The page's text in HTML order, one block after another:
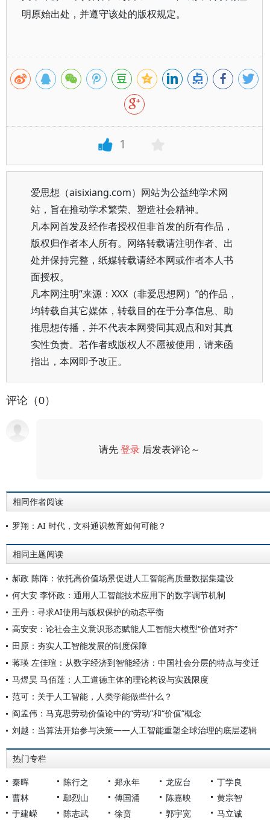
明原始出处，并遵守该处的版权规定。
1
爱思想（aisixiang.com）网站为公益纯学术网
站，旨在推动学术繁荣、塑造社会精神。
凡本网首发及经作者授权但非首发的所有作品，
版权归作者本人所有。网络转载请注明作者、出
处并保持完整，纸媒转载请经本网或作者本人书
面授权。
凡本网注明“来源：XXX（非爱思想网）”的作品，
均转载自其它媒体，转载目的在于分享信息、助
推思想传播，并不代表本网赞同其观点和对其真
实性负责。若作者或版权人不愿被使用，请来函
指出，本网即予改正。
评论（0）
请先登录 后发表评论～
相同作者阅读
罗翔：AI 时代，文科通识教育如何可能？
相同主题阅读
郝政 陈阵：依托高价值场景促进人工智能高质量数据集建设
何大安 李怀政：通用人工智能技术应用下的数字调节机制
王丹：寻求AI使用与版权保护的动态平衡
高安安：论社会主义意识形态赋能人工智能大模型“价值对齐”
田原：夯实人工智能发展的制度保障
蒋瑛 左佳瑄：从数字经济到智能经济：中国社会分层的特点与变迁
马煜昊 马佰莲：人工道德主体的理论构设与实践限度
范可：关于人工智能，人类学能做些什么？
阎孟伟：马克思劳动价值论中的“劳动”和“价值”概念
刘越：当算法开始参与决策——人工智能重塑全球治理的底层逻辑
热门专栏
秦晖 陈行之 郑永年 龙应台
丁学良
曹林
鄢烈山 傅国涌 陈嘉映
黄宗智
于建嵘
陈志武 徐贲 郭宇宽
马立诚